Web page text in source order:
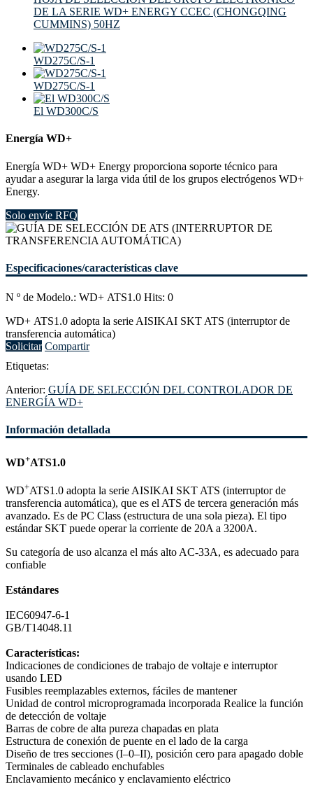
DE LA SERIE WD+ ENERGY CCEC (CHONGQING
CUMMINS) 50HZ
WD275C/S-1
WD275C/S-1
El WD300C/S
Energía WD+
Energía WD+ WD+ Energy proporciona soporte técnico para
ayudar a asegurar la larga vida útil de los grupos electrógenos WD+
Energy.
Solo envíe RFQ
Especificaciones/características clave
N º de Modelo.: WD+ ATS1.0 Hits: 0
WD+ ATS1.0 adopta la serie AISIKAI SKT ATS (interruptor de
transferencia automática)
Solicitar Compartir
Etiquetas:
Anterior: GUÍA DE SELECCIÓN DEL CONTROLADOR DE
ENERGÍA WD+
Información detallada
WD+ATS1.0
WD+ATS1.0 adopta la serie AISIKAI SKT ATS (interruptor de
transferencia automática), que es el ATS de tercera generación más
avanzado. Es de PC Class (estructura de una sola pieza). El tipo
estándar SKT puede operar la corriente de 20A a 3200A.
Su categoría de uso alcanza el más alto AC-33A, es adecuado para
confiable
Estándares
IEC60947-6-1
GB/T14048.11
Características:
Indicaciones de condiciones de trabajo de voltaje e interruptor
usando LED
Fusibles reemplazables externos, fáciles de mantener
Unidad de control microprogramada incorporada Realice la función
de detección de voltaje
Barras de cobre de alta pureza chapadas en plata
Estructura de conexión de puente en el lado de la carga
Diseño de tres secciones (I–0–II), posición cero para apagado doble
Terminales de cableado enchufables
Enclavamiento mecánico y enclavamiento eléctrico